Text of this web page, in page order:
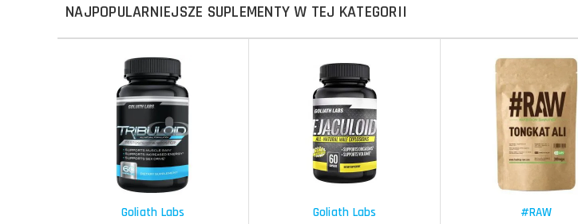
NAJPOPULARNIEJSZE SUPLEMENTY W TEJ KATEGORII
Goliath Labs Goliath Labs #RAW